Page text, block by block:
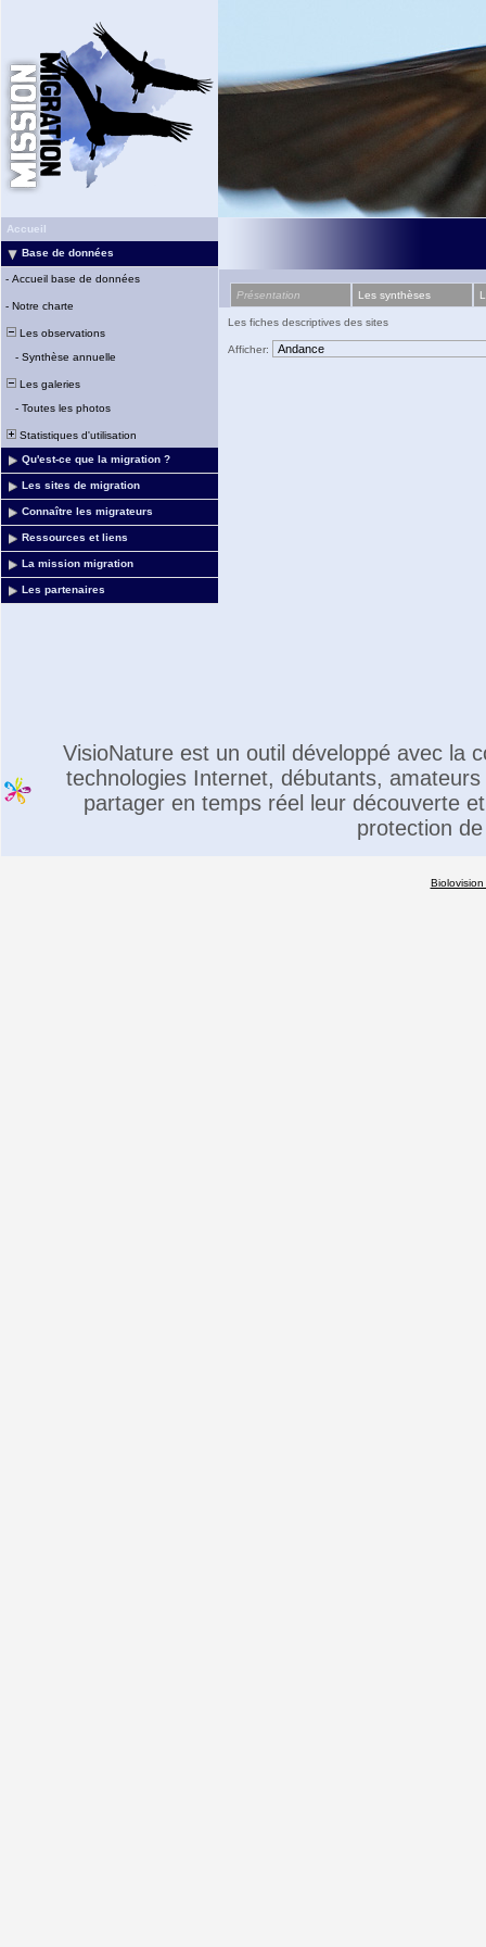
Accueil
Base de données
- Accueil base de données
- Notre charte
Les observations
- Synthèse annuelle
Les galeries
- Toutes les photos
Statistiques d'utilisation
Qu'est-ce que la migration ?
Les sites de migration
Connaître les migrateurs
Ressources et liens
La mission migration
Les partenaires
Présentation Les synthèses
Les fiches descriptives des sites
Afficher:
VisioNature est un outil développé avec la
technologies Internet, débutants,
partager en temps réel leur découverte
protection
Biolovision